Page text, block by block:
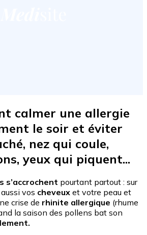
calmer une allergie
le soir et éviter
nez qui coule,
yeux qui piquent...
s’accrochent pourtant partout : sur
vos cheveux et votre peau et
crise de rhinite allergique (rhume
la saison des pollens bat son